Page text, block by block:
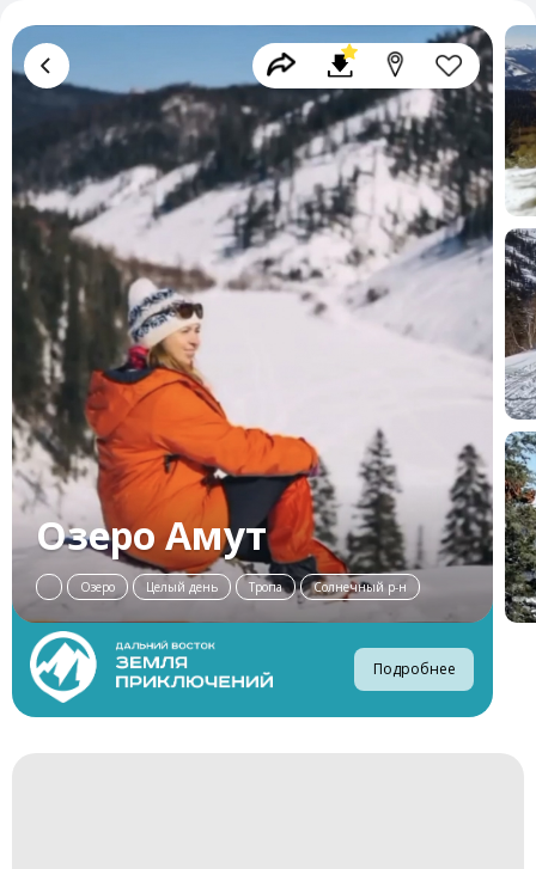
Озеро Амут
Озеро Целый день Тропа Солнечный р-н
Подробнее